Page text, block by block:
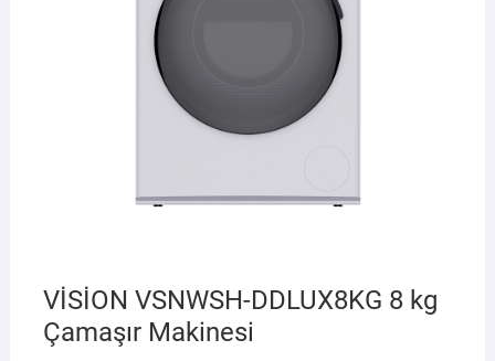
VİSİON VSNWSH-DDLUX8KG 8 kg
Çamaşır Makinesi